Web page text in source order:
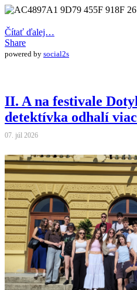
Čítať ďalej…
Share
powered by social2s
II. A na festivale
detektívka odhalí
07. júl 2026